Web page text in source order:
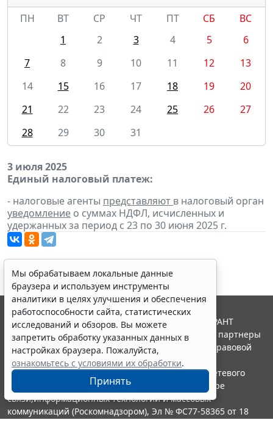
ПН
ВТ СР ЧТ ПТ СБ
ВС
1
2 3 4 5
6
7
8 9 10 11 12
13
14
15 16 17 18 19
20
21
22 23 24 25 26
27
28
29 30 31
3 июля 2025
Единый налоговый платеж:
- налоговые агенты представляют в налоговый орган
уведомление о суммах НДФЛ, исчисленных и
удержанных за период с 23 по 30 июня 2025 г.
Мы обрабатываем локальные данные
браузера и используем инструменты
аналитики в целях улучшения и обеспечения
работоспособности сайта, статистических
исследований и обзоров. Вы можете
запретить обработку указанных данных в
настройках браузера. Пожалуйста,
ознакомьтесь с условиями их обработки.
Принять
© ООО "НПП "ГАРАНТ-СЕРВИС", 2026. Система ГАРАНТ
выпускается с 1990 года. Компания "Гарант" и ее партнеры
являются участниками Российской ассоциации правовой
информации ГАРАНТ.
Портал ГАРАНТ.РУ зарегистрирован в качестве сетевого
издания Федеральной службой по надзору в сфере
связи,информационных технологий и массовых
коммуникаций (Роскомнадзором), Эл № ФС77-58365 от 18